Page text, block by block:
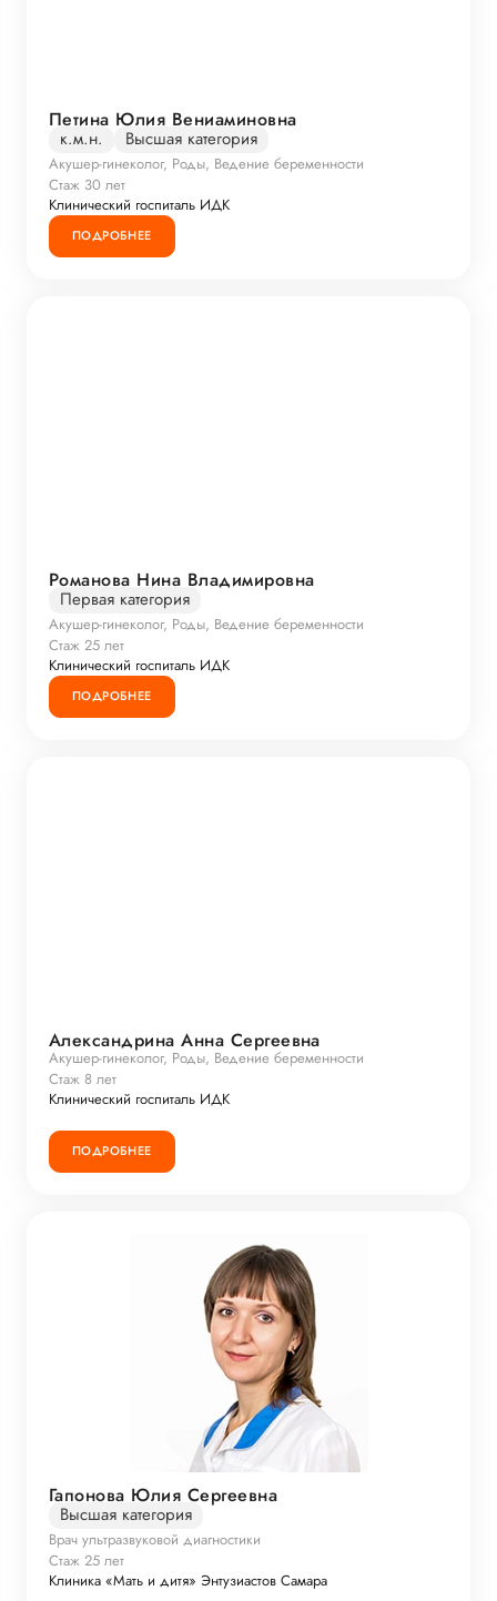
Петина Юлия Вениаминовна
к.м.н. Высшая категория
Акушер-гинеколог, Роды, Ведение беременности
Стаж 30 лет
Клинический госпиталь ИДК
ПОДРОБНЕЕ
Романова Нина Владимировна
Первая категория
Акушер-гинеколог, Роды, Ведение беременности
Стаж 25 лет
Клинический госпиталь ИДК
ПОДРОБНЕЕ
Александрина Анна Сергеевна
Акушер-гинеколог, Роды, Ведение беременности
Стаж 8 лет
Клинический госпиталь ИДК
ПОДРОБНЕЕ
Гапонова Юлия Сергеевна
Высшая категория
Врач ультразвуковой диагностики
Стаж 25 лет
Клиника «Мать и дитя» Энтузиастов Самара